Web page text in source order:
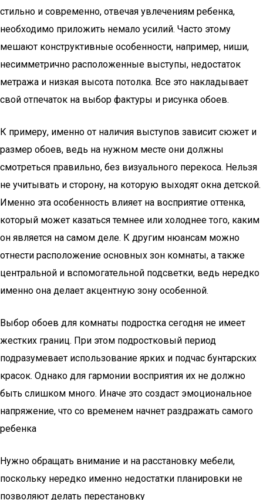
стильно и современно, отвечая увлечениям ребенка,
необходимо приложить немало усилий. Часто этому
мешают конструктивные особенности, например, ниши,
несимметрично расположенные выступы, недостаток
метража и низкая высота потолка. Все это накладывает
свой отпечаток на выбор фактуры и рисунка обоев.
К примеру, именно от наличия выступов зависит сюжет и
размер обоев, ведь на нужном месте они должны
смотреться правильно, без визуального перекоса. Нельзя
не учитывать и сторону, на которую выходят окна детской.
Именно эта особенность влияет на восприятие оттенка,
который может казаться темнее или холоднее того, каким
он является на самом деле. К другим нюансам можно
отнести расположение основных зон комнаты, а также
центральной и вспомогательной подсветки, ведь нередко
именно она делает акцентную зону особенной.
Выбор обоев для комнаты подростка сегодня не имеет
жестких границ. При этом подростковый период
подразумевает использование ярких и подчас бунтарских
красок. Однако для гармонии восприятия их не должно
быть слишком много. Иначе это создаст эмоциональное
напряжение, что со временем начнет раздражать самого
ребенка
Нужно обращать внимание и на расстановку мебели,
поскольку нередко именно недостатки планировки не
позволяют делать перестановку